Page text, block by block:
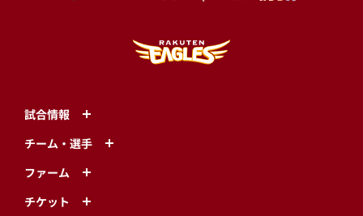
試合情報
チーム・選手
ファーム
チケット